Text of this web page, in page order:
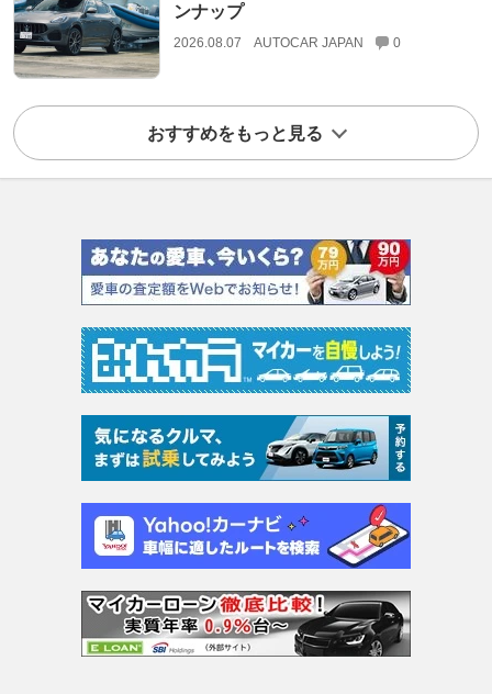
ンナップ
2026.08.07 AUTOCAR JAPAN 0
おすすめをもっと見る